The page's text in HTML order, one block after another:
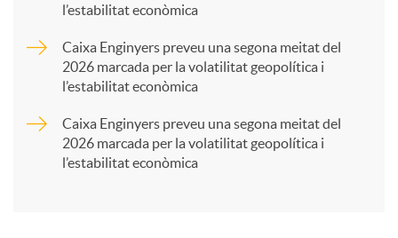
l’estabilitat econòmica
Caixa Enginyers preveu una segona meitat del
2026 marcada per la volatilitat geopolítica i
l’estabilitat econòmica
Caixa Enginyers preveu una segona meitat del
2026 marcada per la volatilitat geopolítica i
l’estabilitat econòmica